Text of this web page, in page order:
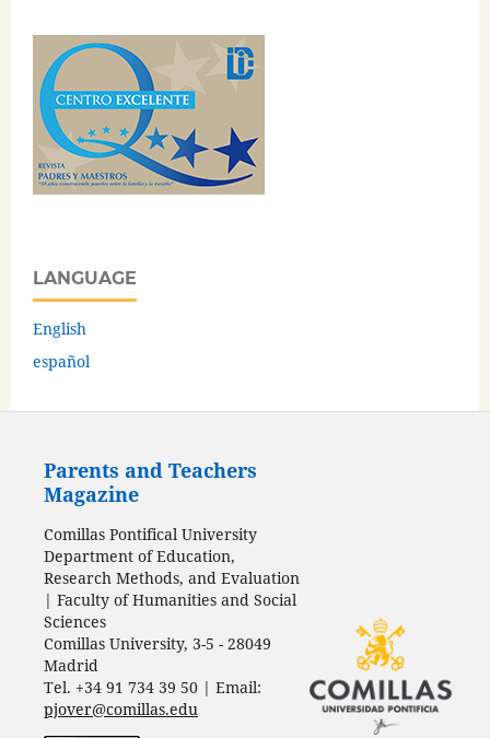
LANGUAGE
English
español
Parents and Teachers
Magazine
Comillas Pontifical University
Department of Education,
Research Methods, and Evaluation
| Faculty of Humanities and Social
Sciences
Comillas University, 3-5 - 28049
Madrid
Tel. +34 91 734 39 50 | Email:
pjover@comillas.edu